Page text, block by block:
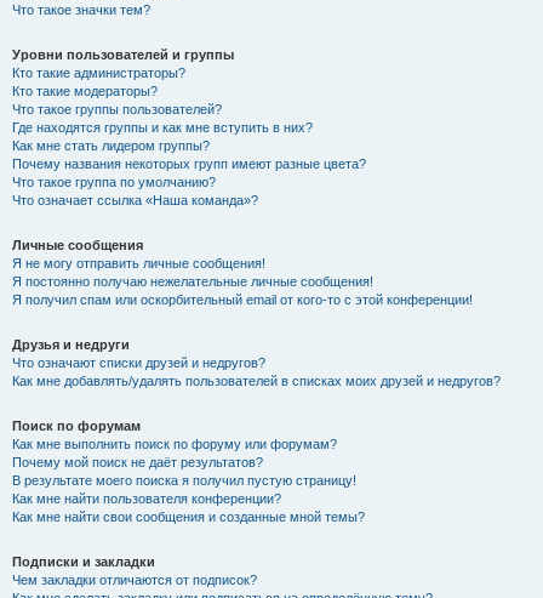
Что такое значки тем?
Уровни пользователей и группы
Кто такие администраторы?
Кто такие модераторы?
Что такое группы пользователей?
Где находятся группы и как мне вступить в них?
Как мне стать лидером группы?
Почему названия некоторых групп имеют разные цвета?
Что такое группа по умолчанию?
Что означает ссылка «Наша команда»?
Личные сообщения
Я не могу отправить личные сообщения!
Я постоянно получаю нежелательные личные сообщения!
Я получил спам или оскорбительный email от кого-то с этой конференции!
Друзья и недруги
Что означают списки друзей и недругов?
Как мне добавлять/удалять пользователей в списках моих друзей и недругов?
Поиск по форумам
Как мне выполнить поиск по форуму или форумам?
Почему мой поиск не даёт результатов?
В результате моего поиска я получил пустую страницу!
Как мне найти пользователя конференции?
Как мне найти свои сообщения и созданные мной темы?
Подписки и закладки
Чем закладки отличаются от подписок?